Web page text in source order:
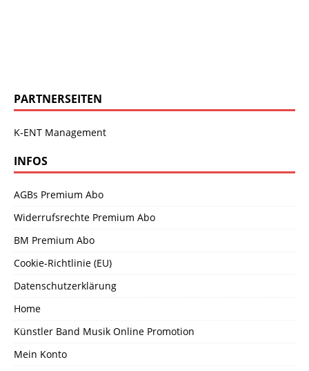
PARTNERSEITEN
K-ENT Management
INFOS
AGBs Premium Abo
Widerrufsrechte Premium Abo
BM Premium Abo
Cookie-Richtlinie (EU)
Datenschutzerklärung
Home
Künstler Band Musik Online Promotion
Mein Konto